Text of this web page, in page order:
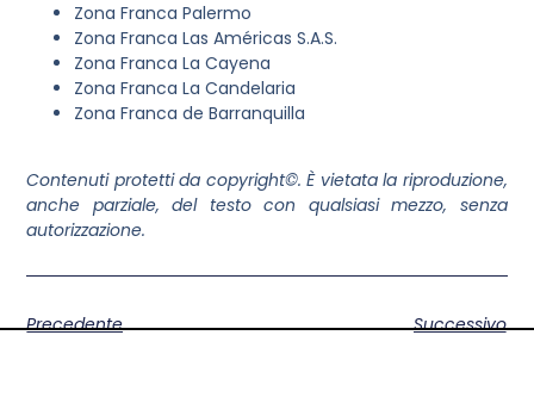
Zona Franca Palermo
Zona Franca Las Américas S.A.S.
Zona Franca La Cayena
Zona Franca La Candelaria
Zona Franca de Barranquilla
Contenuti protetti da copyright©. È vietata la riproduzione,
anche parziale, del testo con qualsiasi mezzo, senza
autorizzazione.
Precedente Successivo